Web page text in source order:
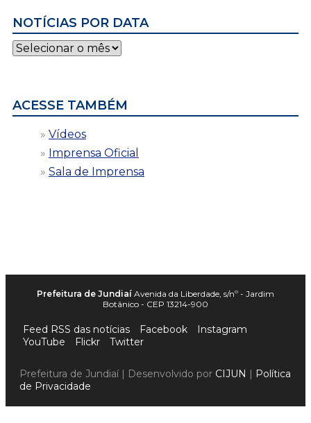
NOTÍCIAS POR DATA
Notícias
por
ACESSE TAMBÉM
Vídeos
Imprensa Oficial
Sala de Imprensa
Prefeitura de Jundiaí Avenida da Liberdade, s/nº - Jardim
Botânico - CEP 13214-900
Feed RSS das notícias Facebook
Instagram
YouTube
Flickr Twitter
Prefeitura de Jundiaí | Desenvolvido por CIJUN
Política
de Privacidade